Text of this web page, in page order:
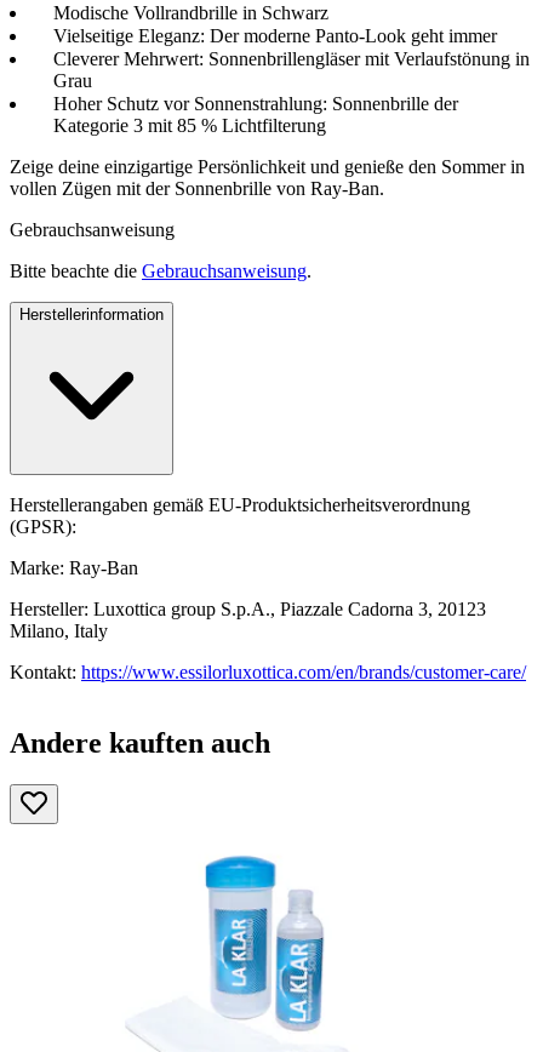
Modische Vollrandbrille in Schwarz
Vielseitige Eleganz: Der moderne Panto-Look geht immer
Cleverer Mehrwert: Sonnenbrillengläser mit Verlaufstönung in
Grau
Hoher Schutz vor Sonnenstrahlung: Sonnenbrille der
Kategorie 3 mit 85 % Lichtfilterung
Zeige deine einzigartige Persönlichkeit und genieße den Sommer in
vollen Zügen mit der Sonnenbrille von Ray-Ban.
Gebrauchsanweisung
Bitte beachte die Gebrauchsanweisung.
Herstellerinformation
Herstellerangaben gemäß EU-Produktsicherheitsverordnung
(GPSR):
Marke: Ray-Ban
Hersteller: Luxottica group S.p.A., Piazzale Cadorna 3, 20123
Milano, Italy
Kontakt: https://www.essilorluxottica.com/en/brands/customer-care/
Andere kauften auch